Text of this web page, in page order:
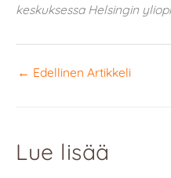
keskuksessa Helsingin
← Edellinen Artikkeli
Lue lisää